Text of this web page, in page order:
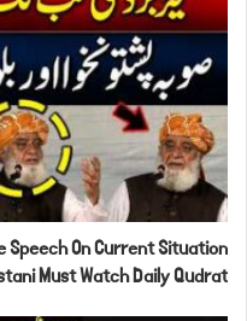
Speech On Current Situation
Must Watch Daily Qudrat